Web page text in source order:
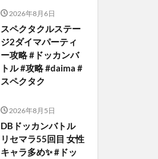
2026年8月6日
スペクタクルステー
ジ2ダイマパーティ
ー攻略 #ドッカンバ
トル #攻略 #daima #
スペクタク
2026年8月5日
DBドッカンバトル
リセマラ55回目 女性
キャラ多め✨️ #ドッ